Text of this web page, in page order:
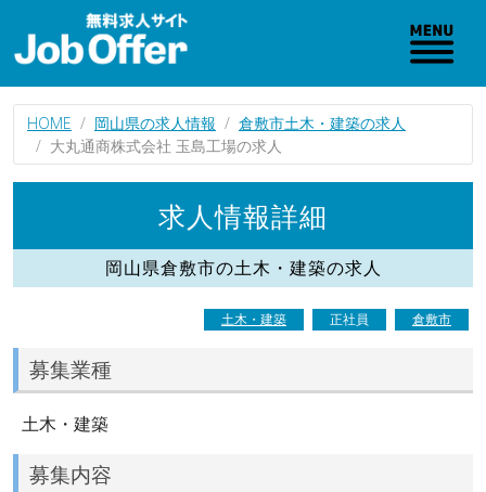
HOME 岡山県の求人情報
倉敷市土木・建築の求人
大丸通商株式会社 玉島工場の求人
求人情報詳細
岡山県倉敷市の土木・建築の求人
土木・建築 正社員 倉敷市
募集業種
土木・建築
募集内容